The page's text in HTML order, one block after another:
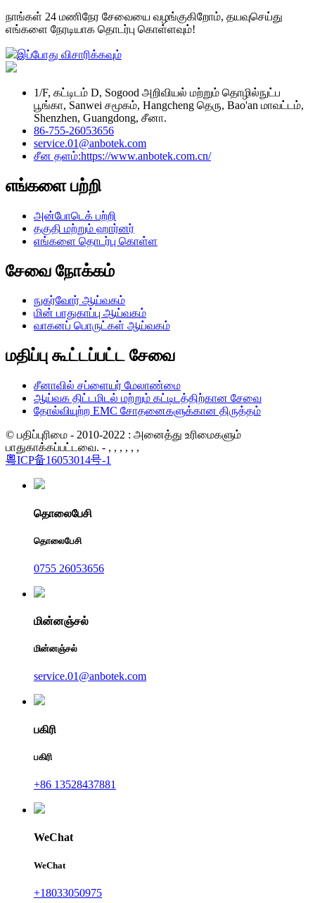
நாங்கள் 24 மணிநேர சேவையை வழங்குகிறோம், தயவுசெய்து
எங்களை நேரடியாக தொடர்பு கொள்ளவும்!
இப்போது விசாரிக்கவும்
1/F, கட்டிடம் D, Sogood அறிவியல் மற்றும் தொழில்நுட்ப
பூங்கா, Sanwei சமூகம், Hangcheng தெரு, Bao'an மாவட்டம்,
Shenzhen, Guangdong, சீனா.
86-755-26053656
service.01@anbotek.com
சீன தளம்:https://www.anbotek.com.cn/
எங்களை பற்றி
அன்போடெக் பற்றி
தகுதி மற்றும் ஹார்னர்
எங்களை தொடர்பு கொள்ள
சேவை நோக்கம்
நுகர்வோர் ஆய்வகம்
மின் பாதுகாப்பு ஆய்வகம்
வாகனப் பொருட்கள் ஆய்வகம்
மதிப்பு கூட்டப்பட்ட சேவை
சீனாவில் சப்ளையர் மேலாண்மை
ஆய்வக திட்டமிடல் மற்றும் கட்டிடத்திற்கான சேவை
தோல்வியுற்ற EMC சோதனைகளுக்கான திருத்தம்
© பதிப்புரிமை - 2010-2022 : அனைத்து உரிமைகளும்
பாதுகாக்கப்பட்டவை. - , , , , , ,
粤ICP备16053014号-1
தொலைபேசி
தொலைபேசி
0755 26053656
மின்னஞ்சல்
மின்னஞ்சல்
service.01@anbotek.com
பகிரி
பகிரி
+86 13528437881
WeChat
WeChat
+18033050975